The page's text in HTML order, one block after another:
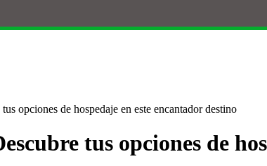
opciones de hospedaje en este encantador destino
tus opciones de